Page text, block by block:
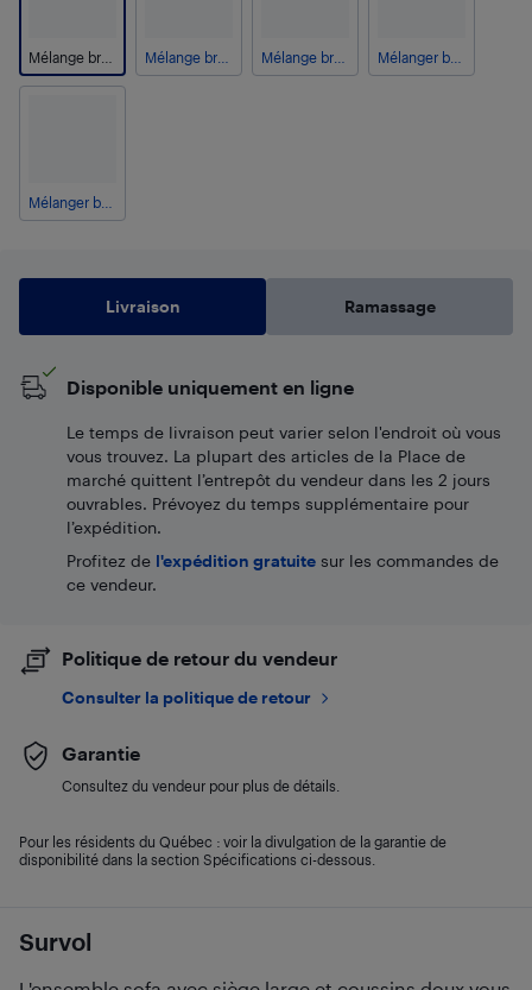
Survol
Livraison Ramassage
Disponible uniquement en ligne
Le temps de livraison peut varier selon l'endroit où vous
vous trouvez. La plupart des articles de la Place de
marché quittent l’entrepôt du vendeur dans les 2 jours
ouvrables. Prévoyez du temps supplémentaire pour
l’expédition.
Profitez de l'expédition gratuite sur les commandes de
ce vendeur.
Politique de retour du vendeur
Consulter la politique de retour
Garantie
Consultez du vendeur pour plus de détails.
Pour les résidents du Québec : voir la divulgation de la garantie de
disponibilité dans la section Spécifications ci-dessous.